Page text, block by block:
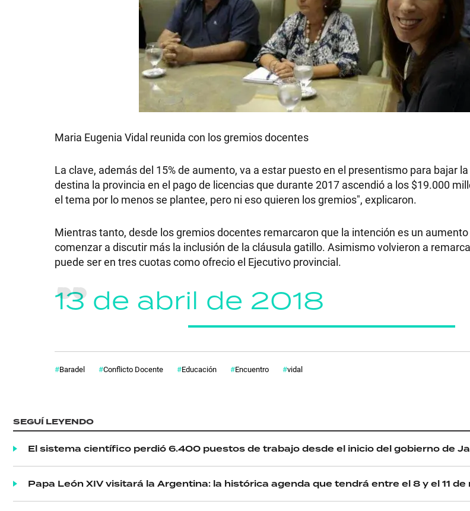
Maria Eugenia Vidal reunida con los gremios docentes
La clave, además del 15% de aumento, va a estar puesto en el presentismo para bajar
destina la provincia en el pago de licencias que durante 2017 ascendió a los $19.000
el tema por lo menos se plantee, pero ni eso quieren los gremios", explicaron.
Mientras tanto, desde los gremios docentes remarcaron que la intención es un aumento
comenzar a discutir más la inclusión de la cláusula gatillo. Asimismo volvieron a
puede ser en tres cuotas como ofrecio el Ejecutivo provincial.
13 de abril de 2018
Baradel Conflicto Docente Educación Encuentro vidal
SEGUÍ LEYENDO
El sistema científico perdió 6.400 puestos de trabajo desde el inicio del gobierno de
Papa León XIV visitará la Argentina: la histórica agenda que tendrá entre el 8 y el 11
SHOW
POLÍTICA
ACTUALIDAD
POLICIALES
ECONOMÍA
GRAN
SALUD
DEPORTES
Seguinos